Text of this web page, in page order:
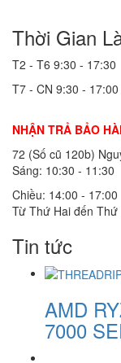
Thời Gian
T2 - T6 9:30 - 17:30
T7 - CN 9:30 -
NHẬN TRẢ BẢO
72 (Số cũ 120b)
Sáng: 10:30 - 11:30
Chiều: 14:00 - 17:00
Từ Thứ Hai đến Thứ
Tin tức
AMD
7000